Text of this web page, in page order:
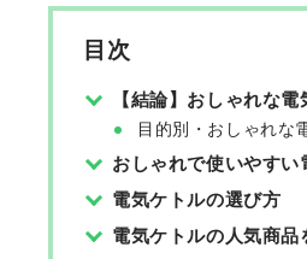
目次
【結論】おしゃれな
目的別・おしゃれな
おしゃれで使いやすい
電気ケトルの選び方
電気ケトルの人気商品